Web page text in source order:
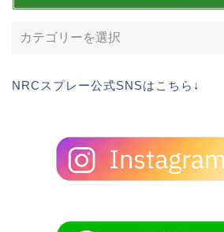
NRCスプレー公式SNSはこちら↓